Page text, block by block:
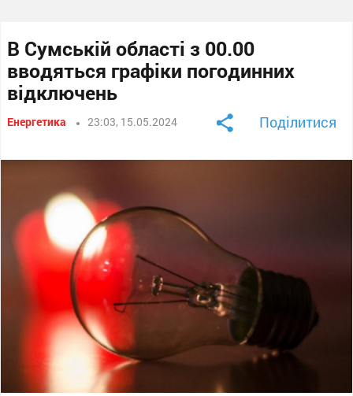
В Сумській області з 00.00
вводяться графіки погодинних
відключень
Енергетика 23:03, 15.05.2024 Поділитися